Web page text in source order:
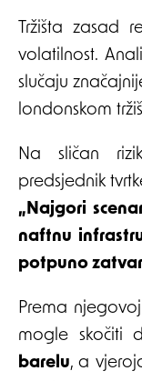
Tržišta zasad
volatilnost.
slučaju
londonskom
Na sličan
predsjednik
„Najgori
naftnu
potpuno
Prema
mogle skočiti
barelu, a